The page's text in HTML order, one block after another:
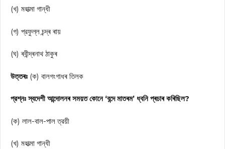
(খ) মহাত্মা গান্ধী
(গ) প্রফুল্ল চন্দ্ৰ ৰায়
(ঘ) ৰবীন্দ্ৰনাথ ঠাকুৰ
উত্তৰঃ (ক) বালগংগাধৰ তিলক
প্রশ্নঃ স্বদেশী আন্দোলনৰ সময়ত কোনে ‘বন্দে মাতৰম’ ধ্বনি প্ৰচাৰ কৰিছিল?
(ক) লাল-বাল-পাল ত্রয়ী
(খ) মহাত্মা গান্ধী